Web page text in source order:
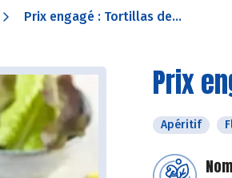
Prix engagé : Tortillas de...
Prix
Apéritif